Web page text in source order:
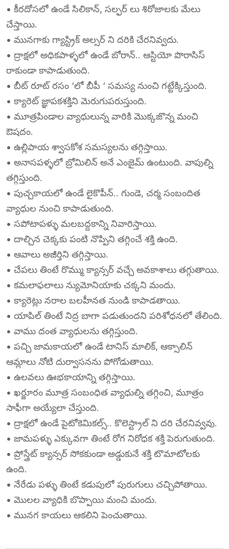
• కీరదోసలో ఉండే సిలికాన్, సల్ఫర్ లు శిరోజాలకు మేలు
చేస్తాయి.
• మునగాకు గ్యాస్ట్రిక్ అల్సర్ ని దరికి చేరనివ్వదు.
• ద్రాక్షలో అధికపాళ్ళలో ఉండే బోరాన్.. ఆస్టియో పొరాసిస్
రాకుండా కాపాడుతుంది.
• బీట్ రూట్ రసం ‘లో బీపీ ‘ సమస్య నుంచి గట్టేక్కిస్తుంది.
• క్యారెట్ జ్ఞాపకశక్తిని మెరుగుపరుస్తుంది.
• మూత్రపిండాల వ్యాధులున్న వారికి మొక్కజొన్న మంచి
ఔషదం.
• ఉల్లిపాయ శ్వాసకోశ సమస్యలను తగ్గిస్తాయి.
• అనాసపళ్ళలో బ్రోమిలిన్ అనే ఎంజైమ్ ఉంటుంది. వాపుల్ని
తగ్గిస్తుంది.
• పుచ్చకాయలో ఉండే లైకొపీన్.. గుండె, చర్మ సంబందిత
వ్యాధుల నుంచి కాపాడుతుంది.
• సపోటాపళ్ళు మలబద్దకాన్ని నివారిస్తాయి.
• దాల్చిన చెక్కకు పంటి నొప్పిని తగ్గించే శక్తి ఉంది.
• ఆవాలు అజీర్తిని తగ్గిస్తాయి.
• చేపలు తింటే రొమ్ము క్యాన్సర్ వచ్చే అవకాశాలు తగ్గుతాయి.
• కమలాఫలాలు న్యుమోనియాకు చక్కని మందు.
• క్యారెట్లు నరాల బలహీనత నుండి కాపాడతాయి.
• యాపిల్ తింటే నిద్ర బాగా పడుతుందని పరిశోధనలో తేలింది.
• వాము దంత వ్యాధులను తగ్గిస్తుంది.
• పచ్చి జామకాయలో ఉండే టానిస్ మాలిక్, ఆక్సాలిన్
ఆమ్లాలు నోటి దుర్వాసనను పోగోడుతాయి.
• ఉలవలు ఊభకాయాన్ని తగ్గిస్తాయి.
• ఖర్జూరం మూత్ర సంబంధిత వ్యాధుల్ని తగ్గించి, మూత్రం
సాఫీగా అయ్యేలా చేస్తుంది.
• ద్రాక్షలో ఉండే పైటోకెమికల్స్.. కొలెస్ట్రాల్ ని దరి చేరనివ్వవు.
• జామపళ్ళు ఎక్కువగా తింటే రోగ నిరోధక శక్తి పెరుగుతుంది.
• ప్రోస్త్రేట్ క్యాన్సర్ సోకకుండా అడ్డుకునే శక్తి టొమాటోలకు
ఉంది.
• నేరేడు పళ్ళు తింటే కడుపులో పురుగులు చచ్చిపోతాయి.
• మొలల వ్యాధికి బొప్పాయి మంచి మందు.
• మునగ కాయలు ఆకలిని పెంచుతాయి.